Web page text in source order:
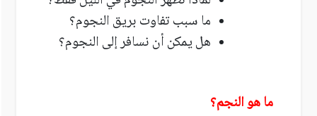
ما سبب تفاوت بريق النجوم؟
هل يمكن أن نسافر إلى النجوم؟
ما هو النجم؟